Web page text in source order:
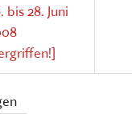
bis 28. Juni